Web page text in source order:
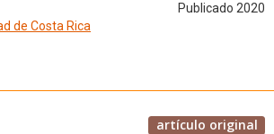
Publicado 2020
de Costa Rica
artículo original